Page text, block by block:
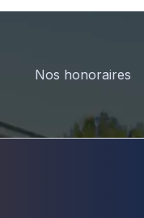
Nos honoraires